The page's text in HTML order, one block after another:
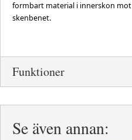
formbart material i innerskon mot
skenbenet.
Funktioner
Se även annan: